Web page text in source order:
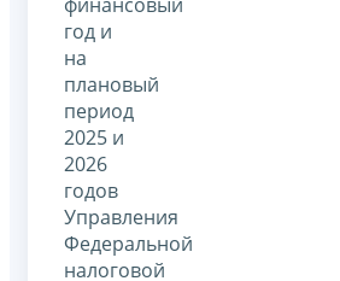
год и
на
плановый
период
2025 и
2026
годов
Управления
Федеральной
налоговой